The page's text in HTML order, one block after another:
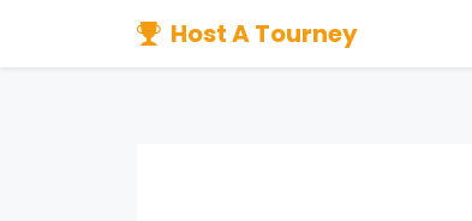
Host A Tourney